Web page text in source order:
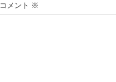
コメント ※